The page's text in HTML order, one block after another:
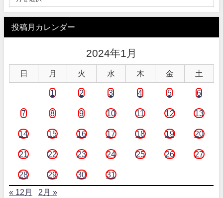
投稿月カレンダー
2024年1月
日 月 火 水 木 金 土
1 2 3 4 5 6
7 8 9 10 11 12 13
14 15 16 17 18 19 20
21 22 23 24 25 26 27
28 29 30 31
« 12月 2月 »